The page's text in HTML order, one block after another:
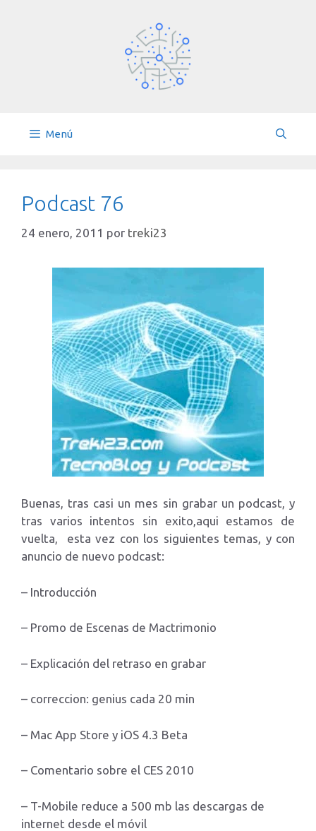
Menú
Podcast 76
24 enero, 2011 por treki23
Buenas, tras casi un mes sin grabar un podcast, y
tras varios intentos sin exito,aqui estamos de
vuelta, esta vez con los siguientes temas, y con
anuncio de nuevo podcast:
– Introducción
– Promo de Escenas de Mactrimonio
– Explicación del retraso en grabar
– correccion: genius cada 20 min
– Mac App Store y iOS 4.3 Beta
– Comentario sobre el CES 2010
– T-Mobile reduce a 500 mb las descargas de
internet desde el móvil